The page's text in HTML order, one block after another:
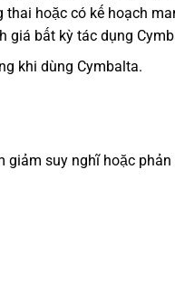
thai hoặc có kế hoạch
giá bất kỳ tác dụng
khi dùng Cymbalta.
giảm suy nghĩ hoặc